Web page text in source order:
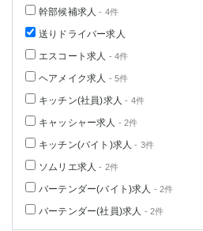
幹部候補求人 - 4件
送りドライバー求人
エスコート求人 - 4件
ヘアメイク求人 - 5件
キッチン(社員)求人 - 4件
キャッシャー求人 - 2件
キッチン(バイト)求人 - 3件
ソムリエ求人 - 2件
バーテンダー(バイト)求人 - 2件
バーテンダー(社員)求人 - 2件